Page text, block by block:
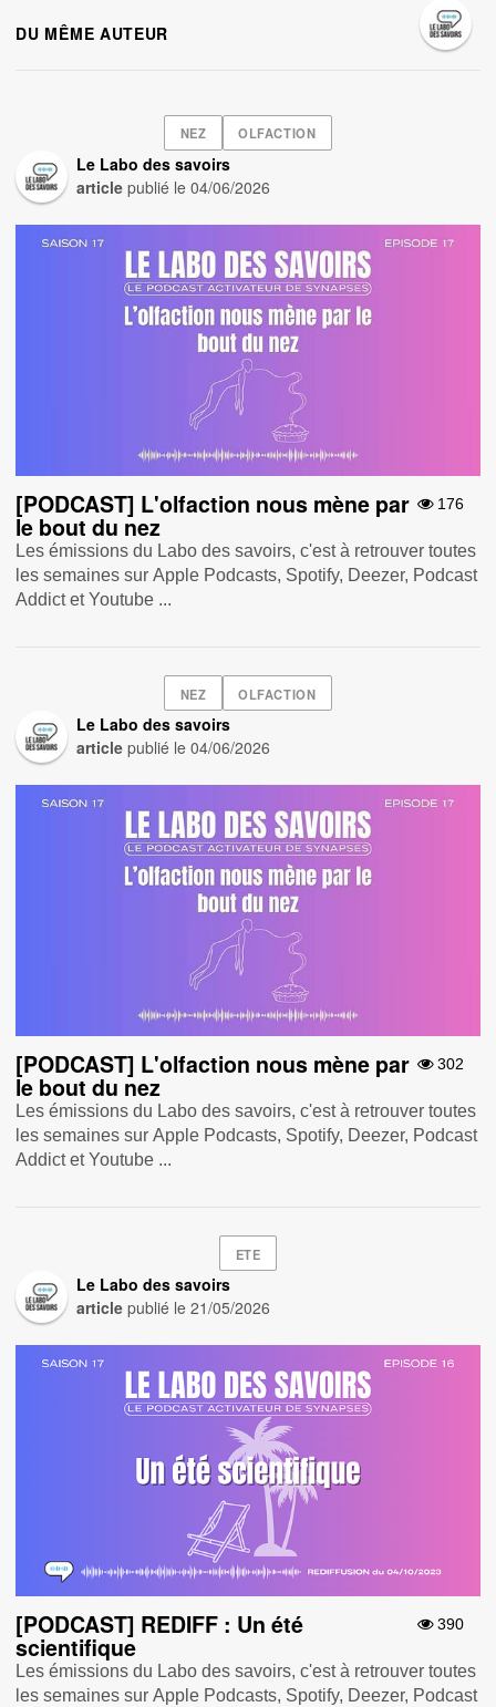
DU MÊME AUTEUR
NEZ OLFACTION
Le Labo des savoirs
article publié le04/06/2026
176
[PODCAST] L'olfaction nous mène par
le bout du nez
Les émissions du Labo des savoirs, c'est à retrouver toutes
les semaines sur Apple Podcasts , Spotify , Deezer , Podcast
Addict et Youtube ...
NEZ OLFACTION
Le Labo des savoirs
article publié le04/06/2026
302
[PODCAST] L'olfaction nous mène par
le bout du nez
Les émissions du Labo des savoirs, c'est à retrouver toutes
les semaines sur Apple Podcasts , Spotify , Deezer , Podcast
Addict et Youtube ...
ETE
Le Labo des savoirs
article publié le21/05/2026
390
[PODCAST] REDIFF : Un été
scientifique
Les émissions du Labo des savoirs, c'est à retrouver toutes
les semaines sur Apple Podcasts , Spotify , Deezer , Podcast